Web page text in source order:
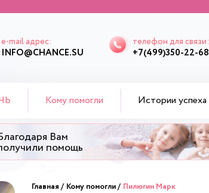
e-mail адрес:
INFO@CHANCE.SU
телефон для связи:
+7(499)350-22-68
Кому помогли Истории успеха
Вам
помощь
Главная Кому помогли Пилюгин Марк